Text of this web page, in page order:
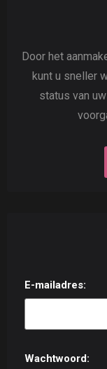
Door het
kunt u sneller
status van
E-mailadres:
Wachtwoord: